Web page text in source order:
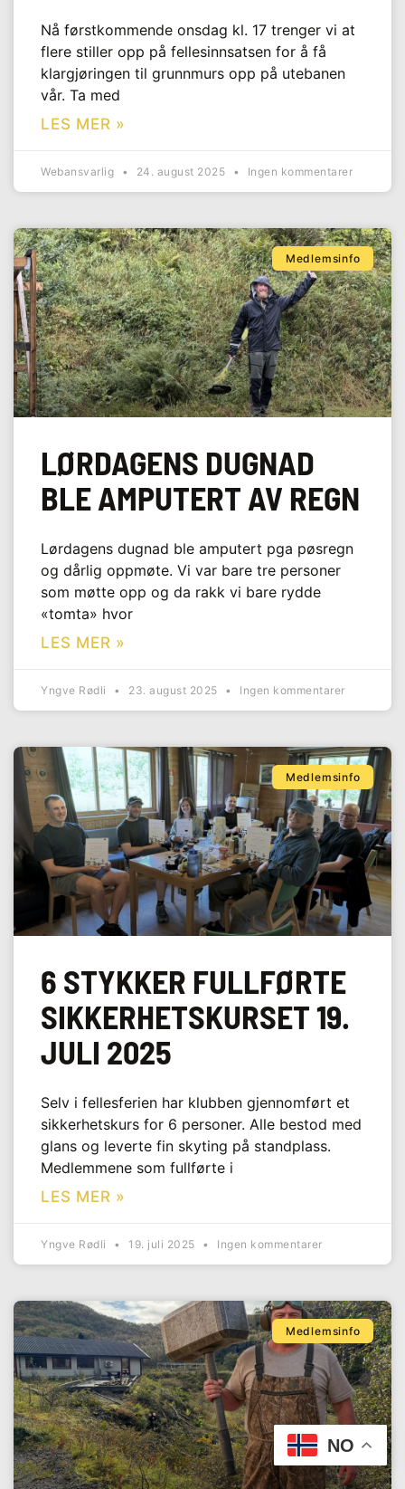
Nå førstkommende onsdag kl. 17 trenger vi at
flere stiller opp på fellesinnsatsen for å få
klargjøringen til grunnmurs opp på utebanen
vår. Ta med
LES MER »
Webansvarlig 24. august 2025 Ingen kommentarer
Medlemsinfo
LØRDAGENS DUGNAD
BLE AMPUTERT AV REGN
Lørdagens dugnad ble amputert pga pøsregn
og dårlig oppmøte. Vi var bare tre personer
som møtte opp og da rakk vi bare rydde
«tomta» hvor
LES MER »
Yngve Rødli 23. august 2025 Ingen kommentarer
Medlemsinfo
6 STYKKER FULLFØRTE
SIKKERHETSKURSET 19.
JULI 2025
Selv i fellesferien har klubben gjennomført et
sikkerhetskurs for 6 personer. Alle bestod med
glans og leverte fin skyting på standplass.
Medlemmene som fullførte i
LES MER »
Yngve Rødli 19. juli 2025 Ingen kommentarer
Medlemsinfo
NO